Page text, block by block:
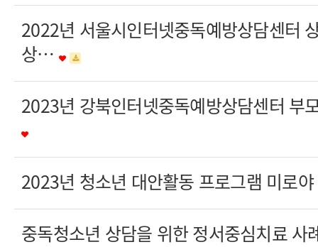
2022년 서울시인터넷중독예방상담센터
상…
2023년 강북인터넷중독예방상담센터 부
2023년 청소년 대안활동 프로그램 미로
중독청소년 상담을 위한 정서중심치료